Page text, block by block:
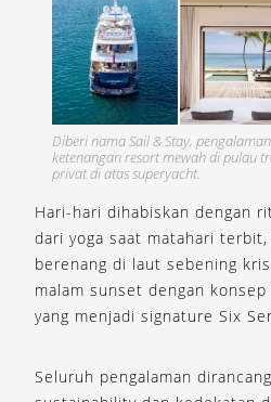
Diberi nama Sail & Stay,
ketenangan resort mewah di pulau
privat di atas superyacht.
Hari-hari dihabiskan dengan
dari yoga saat matahari
berenang di laut sebening
malam sunset dengan
yang menjadi signature Six
Seluruh pengalaman